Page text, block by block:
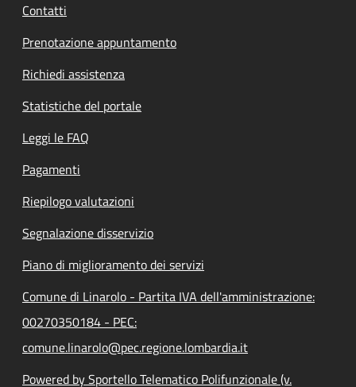
Contatti
Prenotazione appuntamento
Richiedi assistenza
Statistiche del portale
Leggi le FAQ
Pagamenti
Riepilogo valutazioni
Segnalazione disservizio
Piano di miglioramento dei servizi
Comune di Linarolo - Partita IVA dell'amministrazione:
00270350184 - PEC:
comune.linarolo@pec.regione.lombardia.it
Powered by Sportello Telematico Polifunzionale (v.